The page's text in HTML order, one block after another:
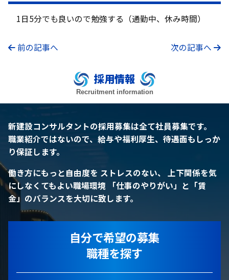
1日5分でも良いので勉強する（通勤中、休み時間）
前の記事へ 次の記事へ
採用情報
Recruitment information
新建設コンサルタントの採用募集は全て社員募集です。
職業紹介ではないので、給与や福利厚生、待遇面もしっか
り保証します。
働き方にもっと自由度を ストレスのない、 上下関係を気
にしなくてもよい職場環境 「仕事のやりがい」と「賃
金」のバランスを大切に致します。
自分で希望の募集
職種を探す